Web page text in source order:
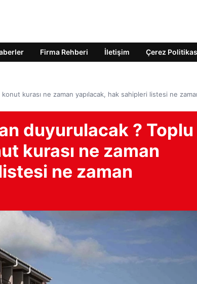
Firma Rehberi İletişim Çerez
kurası ne zaman yapılacak, hak sahipleri listesi ne
duyurulacak ? Toplu
kurası ne zaman
ne zaman